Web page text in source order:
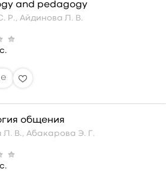
and pedagogy
Р., Айдинова Л. В.
общения
В., Абакарова Э. Г.